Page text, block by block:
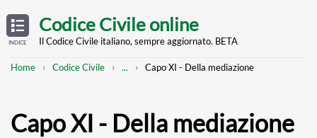
TABLE
OF
CONTENTS
INDICE
main
Codice Civile online
Il Codice Civile italiano, sempre aggiornato. BETA
Breadcrumb
Home Codice Civile
Mostra
... Capo XI - Della mediazione
Capo XI - Della mediazione